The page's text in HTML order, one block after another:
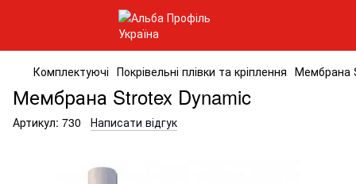
Комплектуючі Покрівельні плівки та кріплення Мембрана
Мембрана Strotex Dynamic
Артикул: 730 Написати відгук